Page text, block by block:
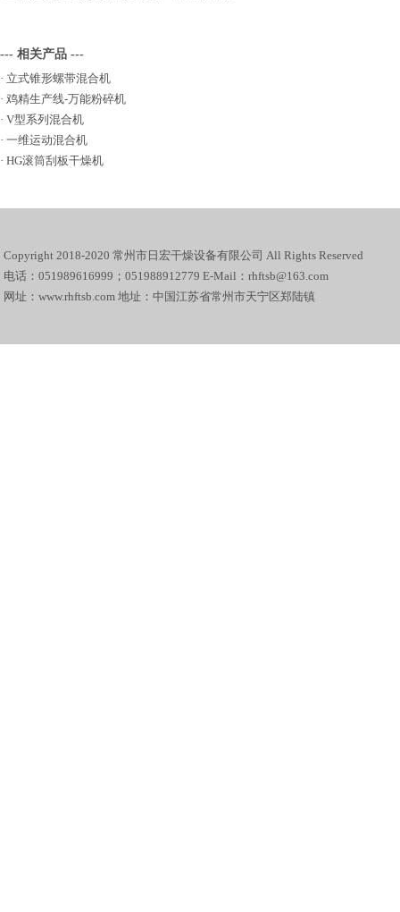
--- 相关产品 ---
· 立式锥形螺带混合机
· 鸡精生产线-万能粉碎机
· V型系列混合机
· 一维运动混合机
· HG滚筒刮板干燥机
Copyright 2018-2020 常州市日宏干燥设备有限公司 All Rights Reserved
电话：051989616999；051988912779 E-Mail：rhftsb@163.com
网址：www.rhftsb.com 地址：中国江苏省常州市天宁区郑陆镇